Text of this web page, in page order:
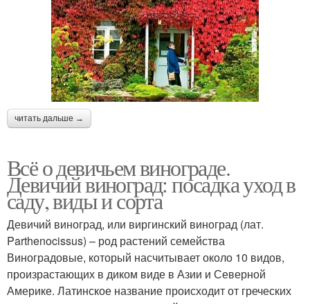
читать дальше →
Всё о девичьем винограде.
Девичий виноград: посадка уход в
саду, виды и сорта
Девичий виноград, или виргинский виноград (лат.
Parthenocissus) – род растений семейства
Виноградовые, который насчитывает около 10 видов,
произрастающих в диком виде в Азии и Северной
Америке. Латинское название происходит от греческих